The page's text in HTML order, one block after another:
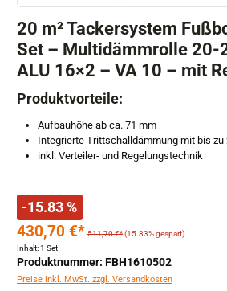
20 m² Tackersystem
Set – Multidämmrolle 20-
ALU 16×2 – VA 10 – mit
Produktvorteile:
Aufbauhöhe ab ca. 71 mm
Integrierte Trittschalldämmung mit bis zu
inkl. Verteiler- und Regelungstechnik
-15.83 %
430,70 €* 511,70 €*(15.83% gespart)
Inhalt:1 Set
Produktnummer: FBH1610502
Preise inkl. MwSt. zzgl. Versandkosten